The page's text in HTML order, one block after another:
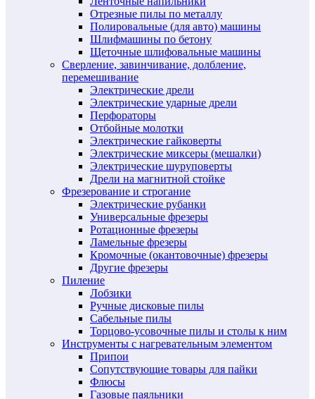
Отрезные пилы по металлу
Полировальные (для авто) машины
Шлифмашины по бетону
Щеточные шлифовальные машины
Сверление, завинчивание, долбление,
перемешивание
Электрические дрели
Электрические ударные дрели
Перфораторы
Отбойные молотки
Электрические гайковерты
Электрические миксеры (мешалки)
Электрические шуруповерты
Дрели на магнитной стойке
Фрезерование и строгание
Электрические рубанки
Универсальные фрезеры
Ротационные фрезеры
Ламельные фрезеры
Кромочные (окантовочные) фрезеры
Другие фрезеры
Пиление
Лобзики
Ручные дисковые пилы
Сабельные пилы
Торцово-усовочные пилы и столы к ним
Инструменты с нагревательным элементом
Припои
Сопутствующие товары для пайки
Флюсы
Газовые паяльники